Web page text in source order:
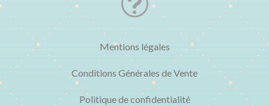
Mentions légales
Conditions Générales de Vente
Politique de confidentialité